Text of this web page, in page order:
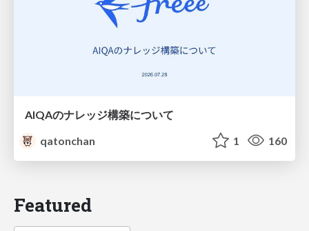
AIQAのナレッジ構築について
qatonchan
1 160
Featured